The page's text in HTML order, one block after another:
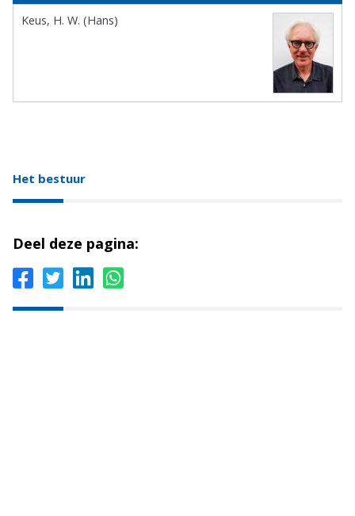
Keus, H. W. (Hans)
Het bestuur
Deel deze pagina: